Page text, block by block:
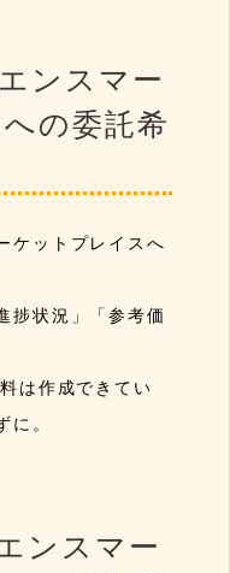
ンスマー
の委託希
ケットプレイスへ
捗状況」「参考価
は作成できてい
。
ンスマー